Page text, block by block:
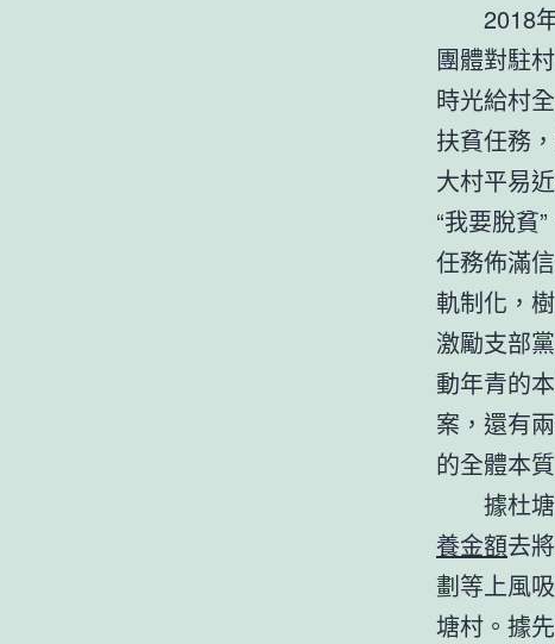
2018年
團體對駐
時光給村
扶貧任務
大村平易
“我要脫貧
任務佈滿
軌制化，
激勵支部
動年青的
案，還有
的全體本
據杜塘
養金額去
劃等上風
塘村。據